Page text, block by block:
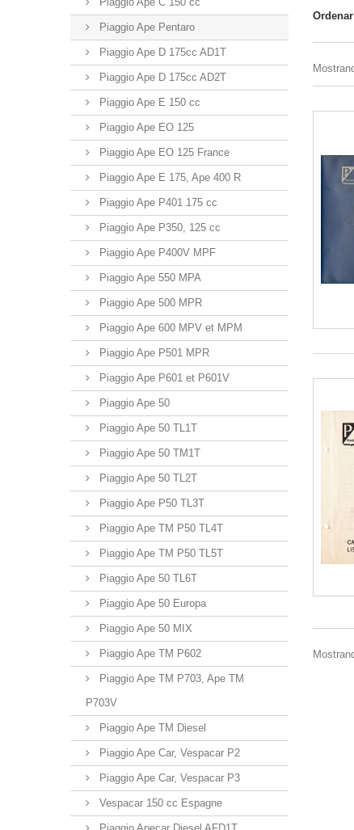
Piaggio Ape Pentaro
Piaggio Ape D 175cc AD1T
Piaggio Ape D 175cc AD2T
Piaggio Ape E 150 cc
Piaggio Ape EO 125
Piaggio Ape EO 125 France
Piaggio Ape E 175, Ape 400 R
Piaggio Ape P401 175 cc
Piaggio Ape P350, 125 cc
Piaggio Ape P400V MPF
Piaggio Ape 550 MPA
Piaggio Ape 500 MPR
Piaggio Ape 600 MPV et MPM
Piaggio Ape P501 MPR
Piaggio Ape P601 et P601V
Piaggio Ape 50
Piaggio Ape 50 TL1T
Piaggio Ape 50 TM1T
Piaggio Ape 50 TL2T
Piaggio Ape P50 TL3T
Piaggio Ape TM P50 TL4T
Piaggio Ape TM P50 TL5T
Piaggio Ape 50 TL6T
Piaggio Ape 50 Europa
Piaggio Ape 50 MIX
Piaggio Ape TM P602
Piaggio Ape TM P703, Ape TM
P703V
Piaggio Ape TM Diesel
Piaggio Ape Car, Vespacar P2
Piaggio Ape Car, Vespacar P3
Vespacar 150 cc Espagne